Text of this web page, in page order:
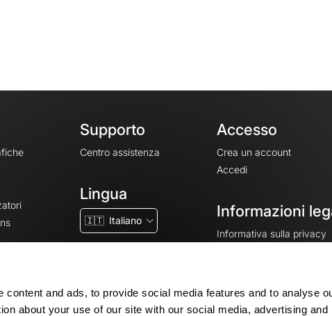
content and ads, to provide social media features and to analyse
about your use of our site with our social media, advertising and
Supporto
Centro assistenza
Lingua
🇮🇹 Italiano
Accesso
Crea un account
Accedi
Informazioni
Informativa sulla privacy
Impostazioni dei cookie